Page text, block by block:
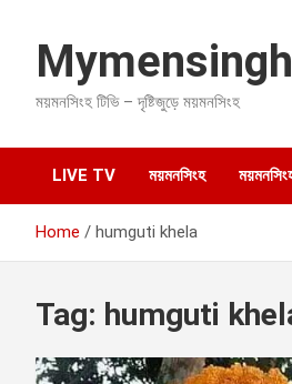
c
n
ময়মনসিংহ টিভি – দৃষ্টিজুড়ে ময়মনসিংহ
LIVE TV ময়মনসিংহ
Home humguti khela
Tag: humguti